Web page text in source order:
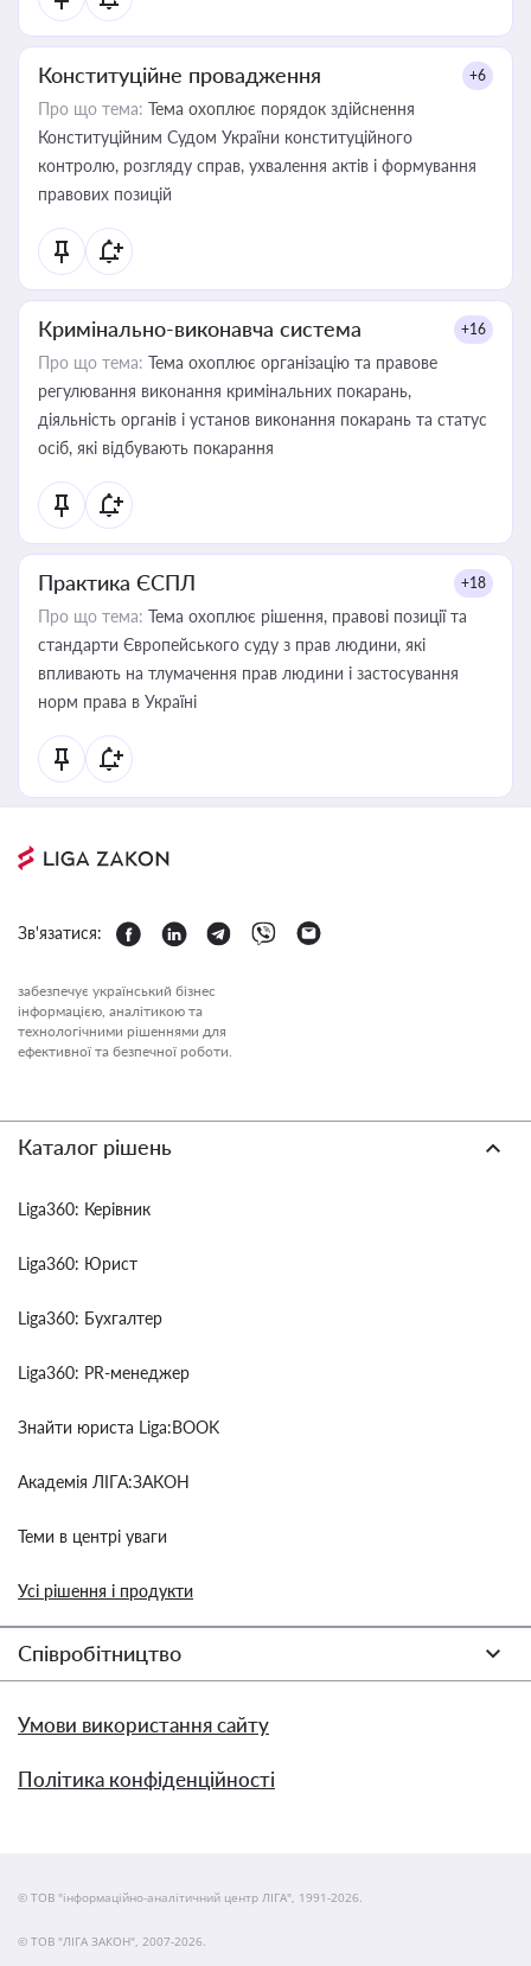
Конституційне провадження +6
Про що тема: Тема охоплює порядок здійснення
Конституційним Судом України конституційного
контролю, розгляду справ, ухвалення актів і формування
правових позицій
Кримінально-виконавча система +16
Про що тема: Тема охоплює організацію та правове
регулювання виконання кримінальних покарань,
діяльність органів і установ виконання покарань та статус
осіб, які відбувають покарання
Практика ЄСПЛ +18
Про що тема: Тема охоплює рішення, правові позиції та
стандарти Європейського суду з прав людини, які
впливають на тлумачення прав людини і застосування
норм права в Україні
Зв'язатися:
забезпечує український бізнес
інформацією, аналітикою та
технологічними рішеннями для
ефективної та безпечної роботи.
Каталог рішень
Liga360: Керівник
Liga360: Юрист
Liga360: Бухгалтер
Liga360: PR-менеджер
Знайти юриста Liga:BOOK
Академія ЛІГА:ЗАКОН
Теми в центрі уваги
Усі рішення і продукти
Співробітництво
Умови використання сайту
Політика конфіденційності
© ТОВ "інформаційно-аналітичний центр ЛІГА", 1991-2026.
© ТОВ "ЛІГА ЗАКОН", 2007-2026.